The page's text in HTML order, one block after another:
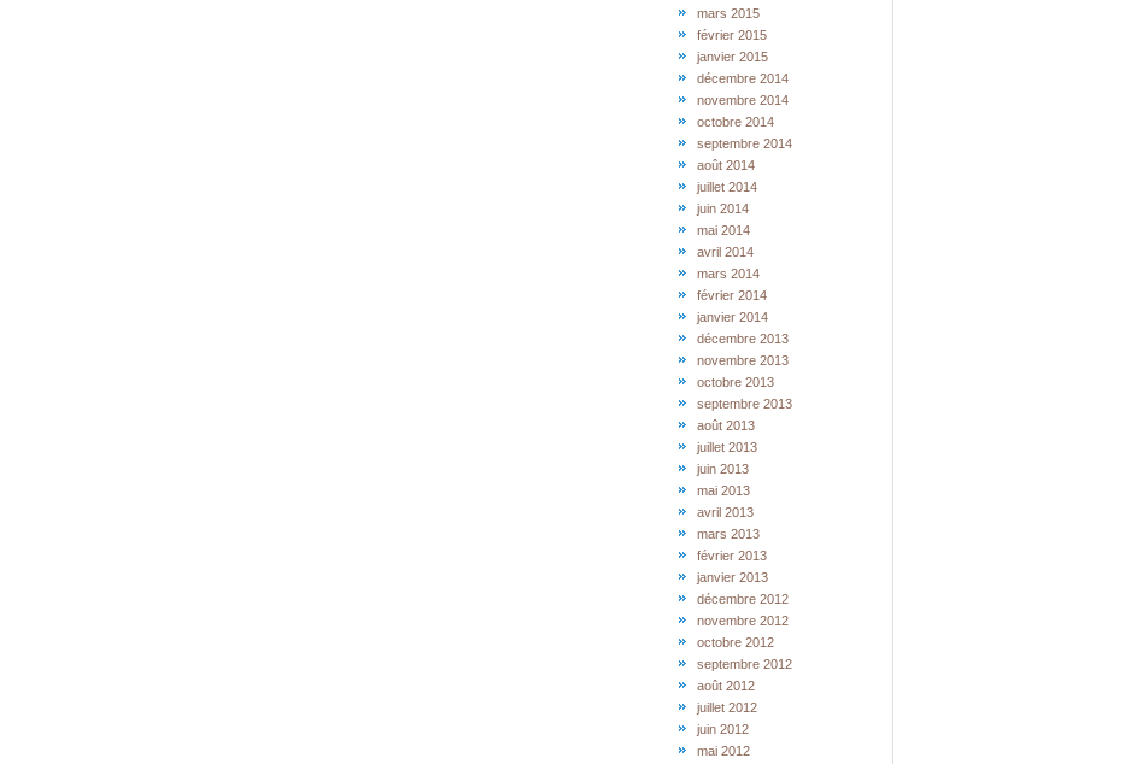
mars 2015
février 2015
janvier 2015
décembre 2014
novembre 2014
octobre 2014
septembre 2014
août 2014
juillet 2014
juin 2014
mai 2014
avril 2014
mars 2014
février 2014
janvier 2014
décembre 2013
novembre 2013
octobre 2013
septembre 2013
août 2013
juillet 2013
juin 2013
mai 2013
avril 2013
mars 2013
février 2013
janvier 2013
décembre 2012
novembre 2012
octobre 2012
septembre 2012
août 2012
juillet 2012
juin 2012
mai 2012